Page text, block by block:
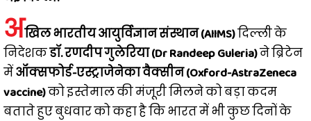
अखिल भारतीय आयुर्विज्ञान संस्थान (AIIMS)दिल्ली के
निदेशकडॉ. रणदीप गुलेरिया (Dr Randeep Guleria)ने ब्रिटेन
मेंऑक्सफोर्ड-एस्ट्राजेनेका वैक्सीन (Oxford-AstraZeneca
vaccine)को इस्तेमाल की मंजूरी मिलने को बड़ा कदम
बताते हुए बुधवार को कहा है कि भारत में भी कुछ दिनों के